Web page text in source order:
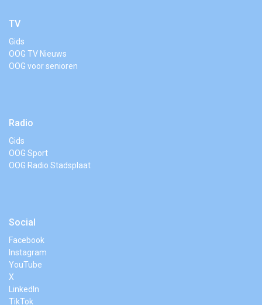
TV
Gids
OOG TV Nieuws
OOG voor senioren
Radio
Gids
OOG Sport
OOG Radio Stadsplaat
Social
Facebook
Instagram
YouTube
X
LinkedIn
TikTok